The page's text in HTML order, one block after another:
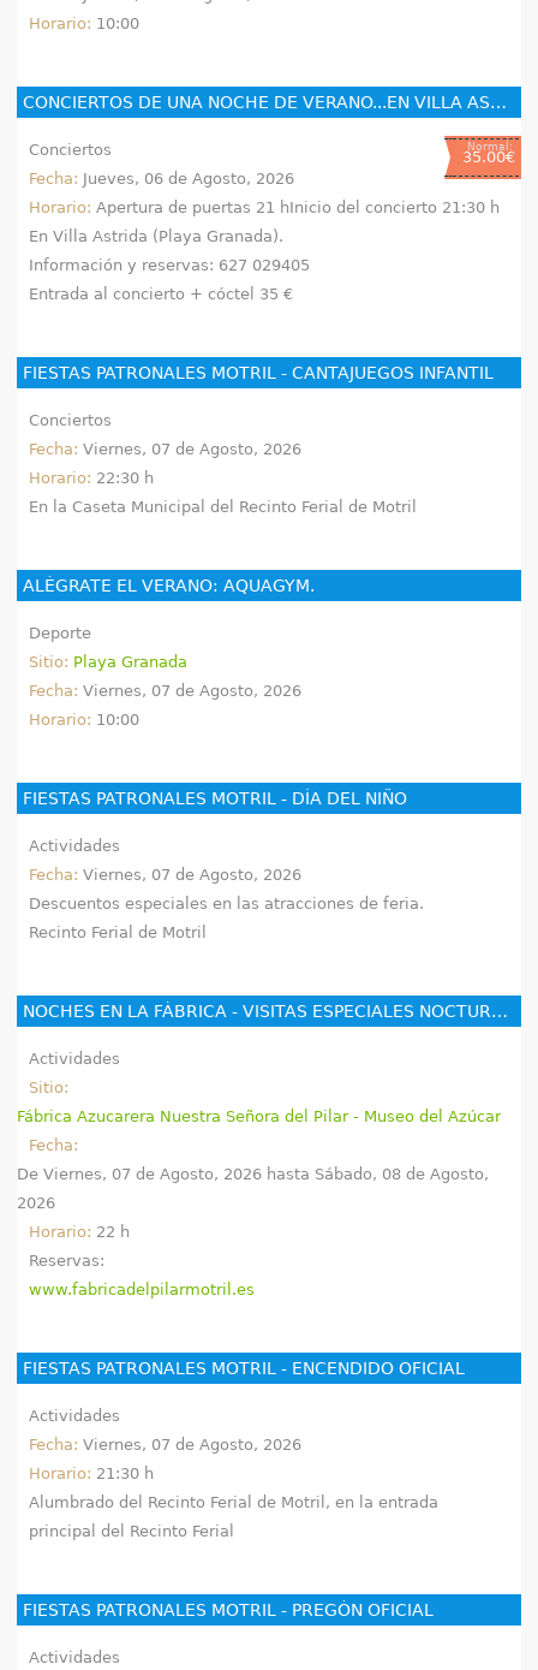
Horario: 10:00
CONCIERTOS DE UNA NOCHE DE VERANO...EN VILLA ASTRIDA. FERNANDA TASSIA-BOSSA NOVA
Conciertos
Fecha: Jueves, 06 de Agosto, 2026
Horario:Apertura de puertas 21 hInicio del concierto 21:30 h
Normal:
35.00€
En Villa Astrida (Playa Granada).
Información y reservas: 627 029405
Entrada al concierto + cóctel 35 €
FIESTAS PATRONALES MOTRIL - CANTAJUEGOS INFANTIL
Conciertos
Fecha:Viernes, 07 de Agosto, 2026
Horario: 22:30 h
En la Caseta Municipal del Recinto Ferial de Motril
ALÉGRATE EL VERANO: AQUAGYM.
Deporte
Sitio: Playa Granada
Fecha:Viernes, 07 de Agosto, 2026
Horario: 10:00
FIESTAS PATRONALES MOTRIL - DÍA DEL NIÑO
Actividades
Fecha:Viernes, 07 de Agosto, 2026
Descuentos especiales en las atracciones de feria.
Recinto Ferial de Motril
NOCHES EN LA FÁBRICA - VISITAS ESPECIALES NOCTURNAS - MUSEO INDUSTRIAL FÁBRICA DEL PILAR
Actividades
Sitio:
Fábrica Azucarera Nuestra Señora del Pilar - Museo del Azúcar
Fecha:
DeViernes, 07 de Agosto, 2026 hasta Sábado, 08 de Agosto,
2026
Horario: 22 h
Reservas:
www.fabricadelpilarmotril.es
FIESTAS PATRONALES MOTRIL - ENCENDIDO OFICIAL
Actividades
Fecha:Viernes, 07 de Agosto, 2026
Horario: 21:30 h
Alumbrado del Recinto Ferial de Motril, en la entrada
principal del Recinto Ferial
FIESTAS PATRONALES MOTRIL - PREGÓN OFICIAL
Actividades